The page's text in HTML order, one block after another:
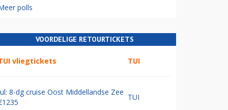
polls
VOORDELIGE RETOURTICKETS
vliegtickets TUI
8-dg cruise Oost Middellandse Zee
TUI